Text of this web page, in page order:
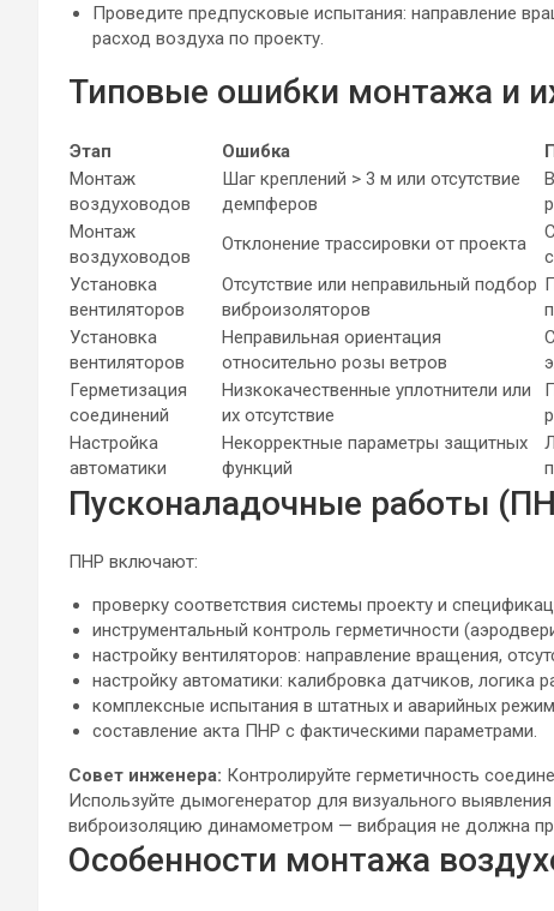
Проведите предпусковые испытания: направление
расход воздуха по проекту.
Типовые ошибки монтажа и
Этап Ошибка
Монтаж
воздуховодов
Шаг креплений > 3 м или отсутствие
демпферов
Монтаж
воздуховодов
Отклонение трассировки от проекта
Установка
вентиляторов
Отсутствие или неправильный подбор
виброизоляторов
Установка
вентиляторов
Неправильная ориентация
относительно розы ветров
Герметизация
соединений
Низкокачественные уплотнители или
их отсутствие
Настройка
автоматики
Некорректные параметры защитных
функций
Пусконаладочные работы
ПНР включают:
проверку соответствия системы проекту и
инструментальный контроль герметичности
настройку вентиляторов: направление вращения,
настройку автоматики: калибровка датчиков, логика
комплексные испытания в штатных и аварийных
составление акта ПНР с фактическими параметрами.
Совет инженера: Контролируйте герметичность
Используйте дымогенератор для визуального
виброизоляцию динамометром — вибрация не должна
Особенности монтажа